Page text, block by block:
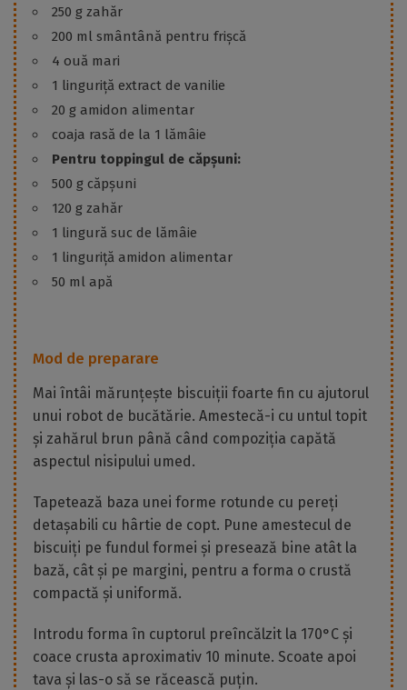
250 g zahăr
200 ml smântână pentru frișcă
4 ouă mari
1 linguriță extract de vanilie
20 g amidon alimentar
coaja rasă de la 1 lămâie
Pentru toppingul de căpșuni:
500 g căpșuni
120 g zahăr
1 lingură suc de lămâie
1 linguriță amidon alimentar
50 ml apă
Mod de preparare
Mai întâi mărunțește biscuiții foarte fin cu ajutorul
unui robot de bucătărie. Amestecă-i cu untul topit
și zahărul brun până când compoziția capătă
aspectul nisipului umed.
Tapetează baza unei forme rotunde cu pereți
detașabili cu hârtie de copt. Pune amestecul de
biscuiți pe fundul formei și presează bine atât la
bază, cât și pe margini, pentru a forma o crustă
compactă și uniformă.
Introdu forma în cuptorul preîncălzit la 170°C și
coace crusta aproximativ 10 minute. Scoate apoi
tava și las-o să se răcească puțin.